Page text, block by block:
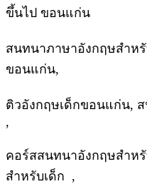
ขึ้นไป ขอนแก่น
สนทนาภาษาอังกฤษสำหรั
ขอนแก่น,
ติวอังกฤษเด็กขอนแก่น,
,
คอร์สสนทนาอังกฤษสำห
สำหรับเด็ก ,